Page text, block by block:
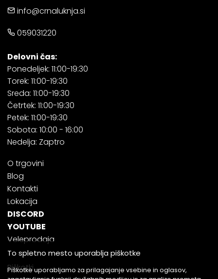
info@crnaluknja.si
059031220
Delovni čas:
Ponedeljek: 11:00-19:30
Torek: 11:00-19:30
Sreda: 11:00-19:30
Četrtek: 11:00-19:30
Petek: 11:00-19:30
Sobota: 10:00 - 16:00
Nedelja: Zaptro
O trgovini
Blog
Kontakti
Lokacija
DISCORD
YOUTUBE
Veleprodaja
Piškotki
To spletno mesto uporablja piškotke
Piškotke uporabljamo za prilagajanje vsebine in oglasov,